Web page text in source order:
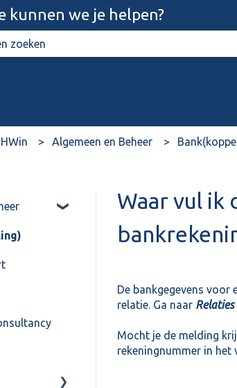
kunnen we je helpen?
Algemeen en Beheer
Waar vul ik
De bankgegevens voor
relatie. Ga naar
Mocht je de melding
rekeningnummer in het